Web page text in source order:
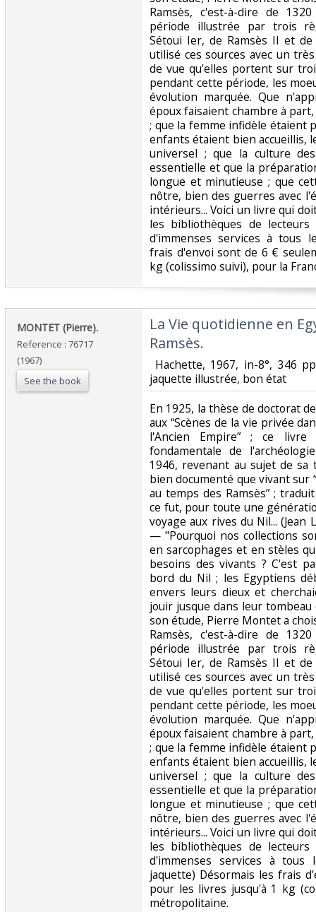
Ramsès, c'est-à-dire de
période illustrée par trois
Sétoui Ier, de Ramsès II et
utilisé ces sources avec un
de vue qu'elles portent sur
pendant cette période, les
évolution marquée. Que
époux faisaient chambre à
; que la femme infidèle étaient
enfants étaient bien accueillis,
universel ; que la culture
essentielle et que la
longue et minutieuse ; que
nôtre, bien des guerres avec
intérieurs... Voici un livre qui
les bibliothèques de
d'immenses services à tous
frais d'envoi sont de 6 €
kg (colissimo suivi), pour la
‎MONTET (Pierre).‎
Reference : 76717
(1967)
See the book
‎La Vie quotidienne en
Ramsès.‎
Hachette, 1967, in-8°, 346
jaquette illustrée, bon état‎
‎En 1925, la thèse de doctorat
aux “Scènes de la vie privée
l'Ancien Empire” ; ce livre
fondamentale de
1946, revenant au sujet de
bien documenté que vivant sur
au temps des Ramsès” ;
ce fut, pour toute une
voyage aux rives du Nil... (Jean
— "Pourquoi nos collections
en sarcophages et en stèles
besoins des vivants ? C'est
bord du Nil ; les Egyptiens
envers leurs dieux et
jouir jusque dans leur
son étude, Pierre Montet a
Ramsès, c'est-à-dire de
période illustrée par trois
Sétoui Ier, de Ramsès II et
utilisé ces sources avec un
de vue qu'elles portent sur
pendant cette période, les
évolution marquée. Que
époux faisaient chambre à
; que la femme infidèle étaient
enfants étaient bien accueillis,
universel ; que la culture
essentielle et que la
longue et minutieuse ; que
nôtre, bien des guerres avec
intérieurs... Voici un livre qui
les bibliothèques de
d'immenses services à tous
jaquette) Désormais les frais
pour les livres jusqu'à 1 kg
métropolitaine.‎